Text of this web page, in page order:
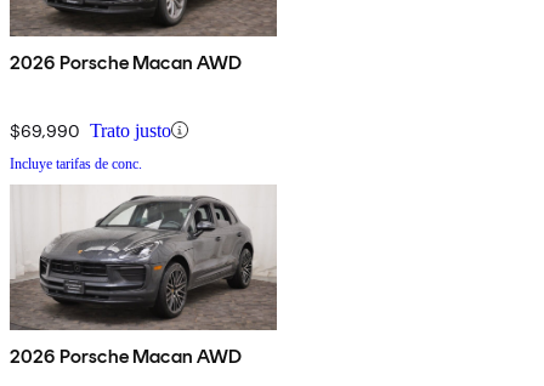
2026 Porsche Macan AWD
$69,990 Trato justo
Incluye tarifas de conc.
2026 Porsche Macan AWD